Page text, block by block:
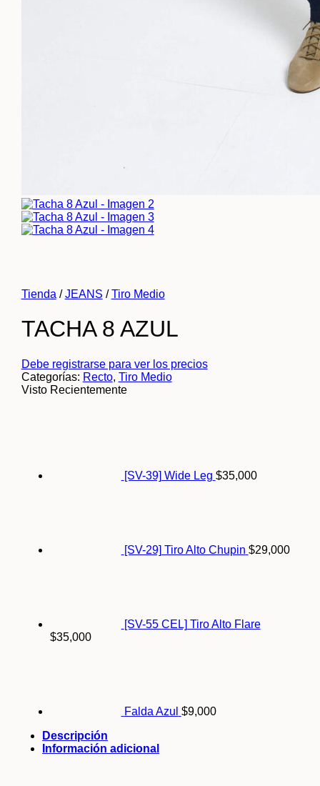
Tienda / JEANS / Tiro Medio
TACHA 8 AZUL
Debe registrarse para ver los precios
Categorías: Recto, Tiro Medio
Visto Recientemente
[SV-39] Wide Leg $35,000
[SV-29] Tiro Alto Chupin $29,000
[SV-55 CEL] Tiro Alto Flare
$35,000
Falda Azul $9,000
Descripción
Información adicional